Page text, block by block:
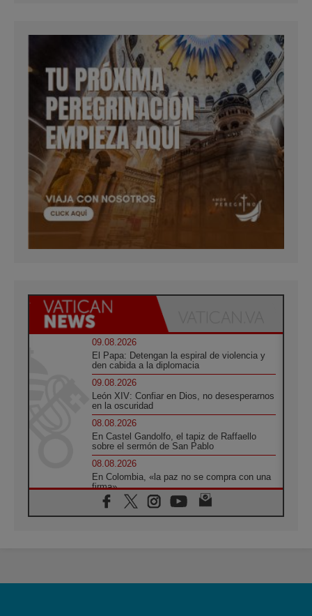
09.08.2026
El Papa: Detengan la espiral de violencia y
den cabida a la diplomacia
09.08.2026
León XIV: Confiar en Dios, no desesperarnos
en la oscuridad
08.08.2026
En Castel Gandolfo, el tapiz de Raffaello
sobre el sermón de San Pablo
08.08.2026
En Colombia, «la paz no se compra con una
firma»
08.08.2026
En Venezuela celebraron los 416 años del
08.08.2026